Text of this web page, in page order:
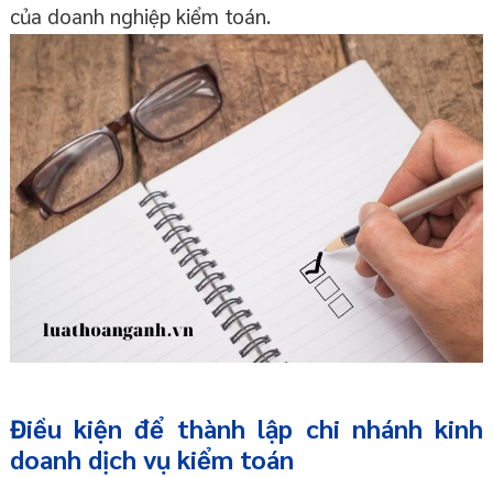
của doanh nghiệp kiểm toán.
Điều kiện để thành lập chi nhánh kinh
doanh dịch vụ kiểm toán